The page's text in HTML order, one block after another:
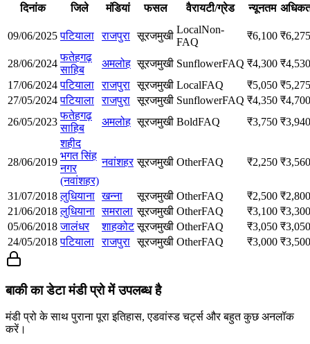
दिनांक जिले मंडियां फसल वैरायटी/ग्रेड न्यूनतम
09/06/2025 पटियाला राजपुरा सूरजमुखी
LocalNon-
FAQ
₹6,100 ₹6,275
28/06/2024
फतेहगढ़
साहिब
अमलोह सूरजमुखी SunflowerFAQ ₹4,300 ₹4,530
17/06/2024 पटियाला राजपुरा सूरजमुखी LocalFAQ ₹5,050 ₹5,275
27/05/2024 पटियाला राजपुरा सूरजमुखी SunflowerFAQ ₹4,350 ₹4,700
26/05/2023
फतेहगढ़
साहिब
अमलोह सूरजमुखी BoldFAQ ₹3,750 ₹3,940
28/06/2019
शहीद
भगत सिंह
नगर
(नवांशहर)
नवांशहर सूरजमुखी OtherFAQ ₹2,250 ₹3,560
31/07/2018 लुधियाना खन्ना सूरजमुखी OtherFAQ ₹2,500 ₹2,800
21/06/2018 लुधियाना समराला सूरजमुखी OtherFAQ ₹3,100 ₹3,300
05/06/2018 जालंधर शाहकोट सूरजमुखी OtherFAQ ₹3,050 ₹3,050
24/05/2018 पटियाला राजपुरा सूरजमुखी OtherFAQ ₹3,000 ₹3,500
बाकी का डेटा मंडी प्रो में उपलब्ध है
मंडी प्रो के साथ पुराना पूरा इतिहास, एडवांस्ड चर्ट्स और बहुत कुछ अनलॉक
करें।